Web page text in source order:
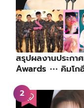
สรุปผลงานประกา
Awards ⋯ คิมโก